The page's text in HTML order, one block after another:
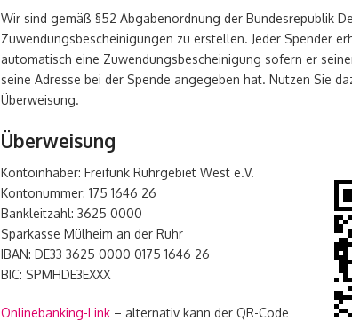
Wir sind gemäß §52 Abgabenordnung der Bundesrepublik
Zuwendungsbescheinigungen zu erstellen. Jeder Spender
automatisch eine Zuwendungsbescheinigung sofern er
seine Adresse bei der Spende angegeben hat. Nutzen Sie
Überweisung.
Überweisung
Kontoinhaber: Freifunk Ruhrgebiet West e.V.
Kontonummer: 175 1646 26
Bankleitzahl: 3625 0000
Sparkasse Mülheim an der Ruhr
IBAN: DE33 3625 0000 0175 1646 26
BIC: SPMHDE3EXXX
Onlinebanking-Link – alternativ kann der QR-Code